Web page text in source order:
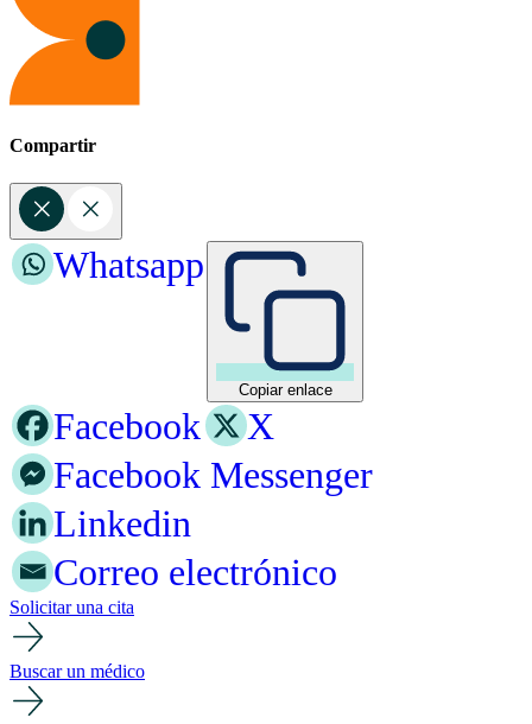
Compartir
Copiar enlace
Whatsapp
Facebook
X
Facebook Messenger
Linkedin
Correo electrónico
Solicitar una cita
Buscar un médico